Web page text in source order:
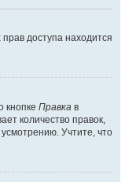
доступа находится
кнопке Правка в
количество правок,
Учтите, что